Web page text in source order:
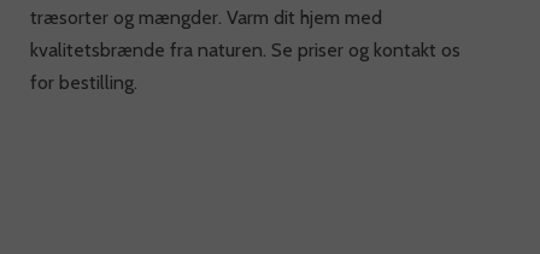
træsorter og mængder. Varm dit hjem med
kvalitetsbrænde fra naturen. Se priser og kontakt os
for bestilling.